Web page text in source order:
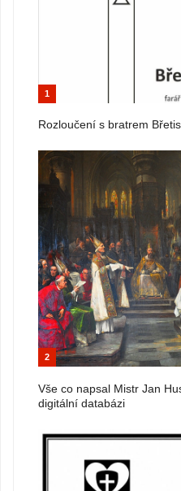
1
Rozloučení s bratrem
2
Vše co napsal Mistr Jan
digitální databázi